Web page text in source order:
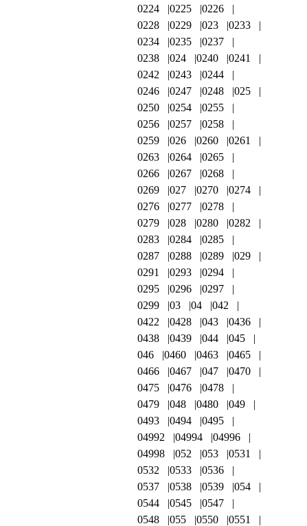
0224
0225
0226
0228
0229 023
0233
0234
0235
0237
0238
024 0240
0241
0242
0243
0244
0246
0247 0248
025
0250
0254
0255
0256
0257
0258
0259
026 0260
0261
0263
0264
0265
0266
0267
0268
0269
027 0270
0274
0276
0277
0278
0279
028 0280
0282
0283
0284
0285
0287
0288 0289
029
0291
0293
0294
0295
0296
0297
0299
03 04
042
0422
0428 043
0436
0438
0439 044
045
046
0460 0463
0465
0466
0467 047
0470
0475
0476
0478
0479
048 0480
049
0493
0494
0495
04992
04994
04996
04998
052 053
0531
0532
0533
0536
0537
0538 0539
054
0544
0545
0547
0548
055 0550
0551